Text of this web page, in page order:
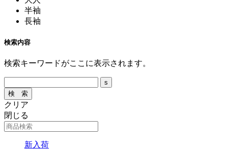
半袖
長袖
検索内容
検索キーワードがここに表示されます。
クリア
閉じる
新入荷